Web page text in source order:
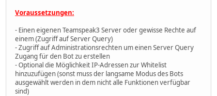
Voraussetzungen:
- Einen eigenen Teamspeak3 Server oder gewisse Rechte auf
einem (Zugriff auf Server Query)
- Zugriff auf Administrationsrechten um einen Server Query
Zugang für den Bot zu erstellen
- Optional die Möglichkeit IP-Adressen zur Whitelist
hinzuzufügen (sonst muss der langsame Modus des Bots
ausgewählt werden in dem nicht alle Funktionen verfügbar
sind)